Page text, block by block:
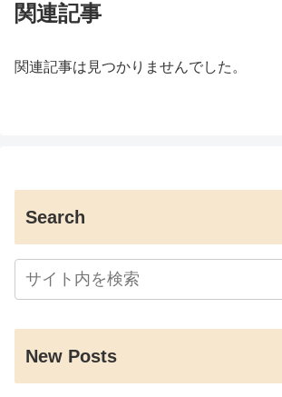
関連記事
関連記事は見つかりませんでした。
Search
New Posts